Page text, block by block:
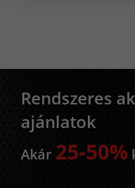
Rendszeres
ajánlatok
Akár 25-50%